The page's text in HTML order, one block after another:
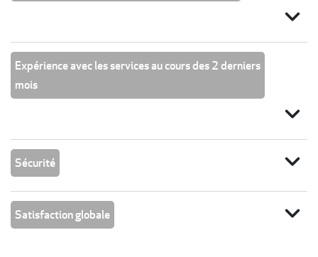
expand_more
Expérience avec les services au cours des 2 derniers
mois
expand_more
Sécurité expand_more
Satisfaction globale expand_more